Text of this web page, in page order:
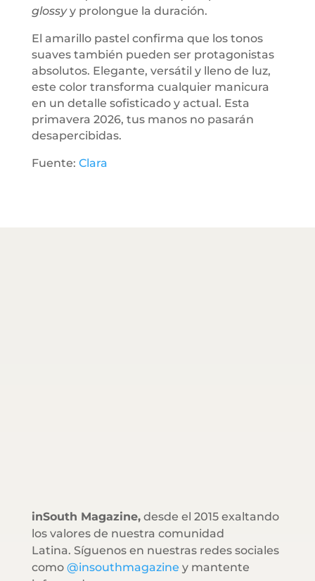
glossyy prolongue la duración.
El amarillo pastel confirma que los tonos
suaves también pueden ser protagonistas
absolutos. Elegante, versátil y lleno de luz,
este color transforma cualquier manicura
en un detalle sofisticado y actual. Esta
primavera 2026, tus manos no pasarán
desapercibidas.
Fuente: Clara
inSouth Magazine,desde el 2015 exaltando
los valores de nuestra comunidad
Latina. Síguenos en nuestras redes sociales
como @insouthmagazine y mantente